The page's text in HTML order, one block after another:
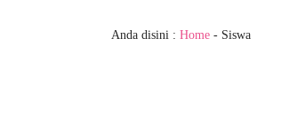
Anda disini : Home- Siswa